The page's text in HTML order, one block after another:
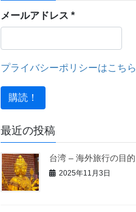
メールアドレス*
プライバシーポリシーはこちら
最近の投稿
台湾 – 海外旅行の目的
2025年11月3日